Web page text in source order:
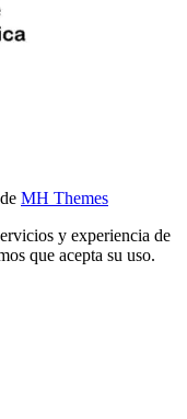
MH Themes
y experiencia de
que acepta su uso.